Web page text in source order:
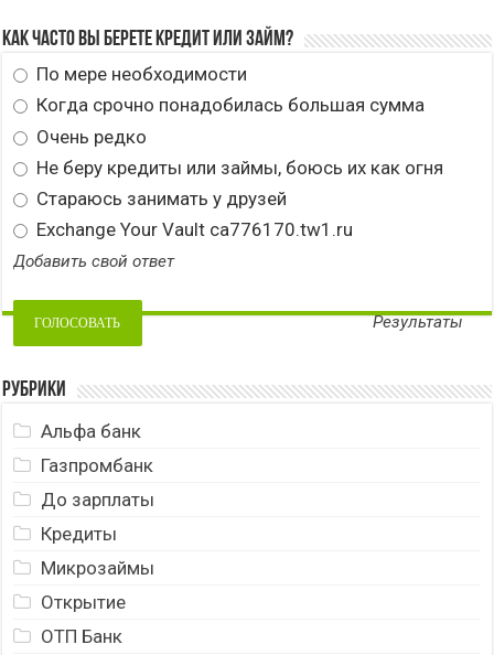
Как часто вы берете кредит или займ?
По мере необходимости
Когда срочно понадобилась большая сумма
Очень редко
Не беру кредиты или займы, боюсь их как огня
Стараюсь занимать у друзей
Exchange Your Vault ca776170.tw1.ru
Добавить свой ответ
Результаты
Рубрики
Альфа банк
Газпромбанк
До зарплаты
Кредиты
Микрозаймы
Открытие
ОТП Банк